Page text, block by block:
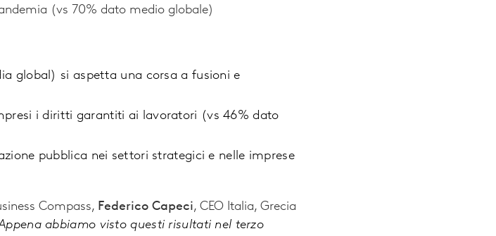
(vs 70% dato medio globale)
global) si aspetta una corsa a fusioni e
i diritti garantiti ai lavoratori (vs 46% dato
pubblica nei settori strategici e nelle imprese
Compass, Federico Capeci, CEO Italia, Grecia
abbiamo visto questi risultati nel terzo